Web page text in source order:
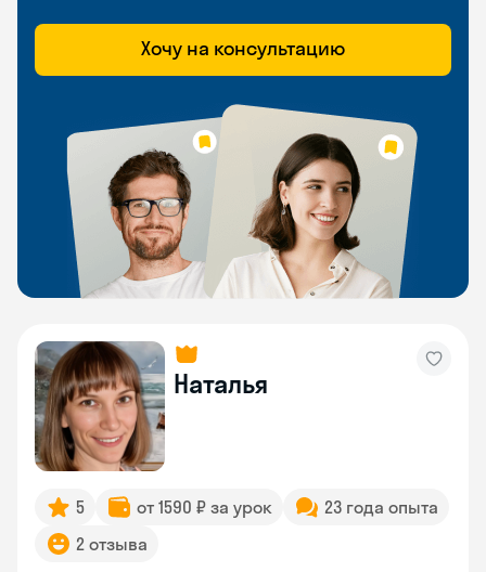
Хочу на консультацию
Наталья
5 от 1590 ₽ за урок
23 года опыта
2 отзыва